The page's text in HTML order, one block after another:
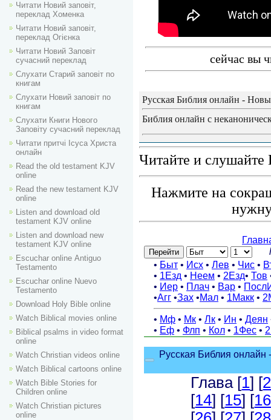
Читати Новий заповіт,
переклад Хоменка
Читати Новий заповіт,
переклад Огієнка
Читати Новий Заповіт
сучасний переклад
Слухати Старий заповіт по
книгам
Слухати Новий заповіт по
книгам
Слухати Книги Нового
Заповіту сучасний переклад
Читати притчі Ісуса Христа
онлайн
Read the old testament KJV
online
Read the new testament KJV
online
Listen and download old
testament KJV online
Listen and download new
testament KJV online
Escuchar online Аntiguo
Testamento
Escuchar online Nuevo
Testamento
Download Holy Bible online
Watch Biblical movies online
Biblical psalms in video format
online
Watch Christian videos online
Watch Biblical cartoons online
Watch Bible Stories for
Children online
Watch Christian pictures
online
сейчас вы
Русская Библия онлайн -
Библия онлайн с
Читайте и слушайте
Нажмите на